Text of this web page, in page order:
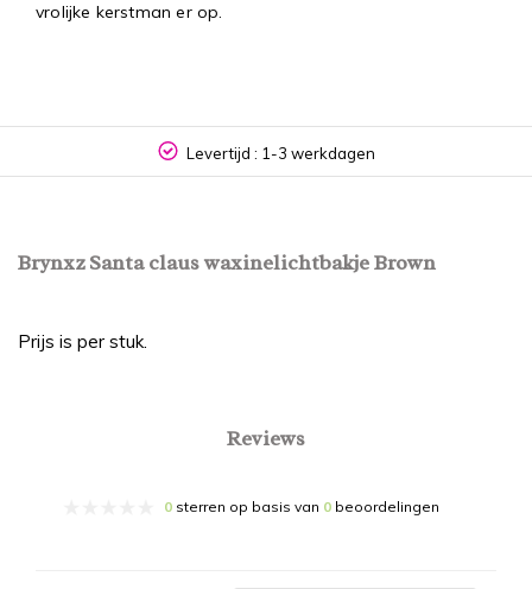
vrolijke kerstman er op.
Levertijd : 1-3 werkdagen
Brynxz Santa claus waxinelichtbakje Brown
Prijs is per stuk.
Reviews
0 sterren op basis van 0 beoordelingen